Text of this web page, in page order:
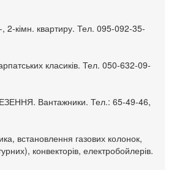
2-кімн. квартиру. Тел. 095-092-35-
класиків. Тел. 050-632-09-
Вантажники. Тел.: 65-49-46,
встановлення газових колонок,
конвекторів, електробойлерів.